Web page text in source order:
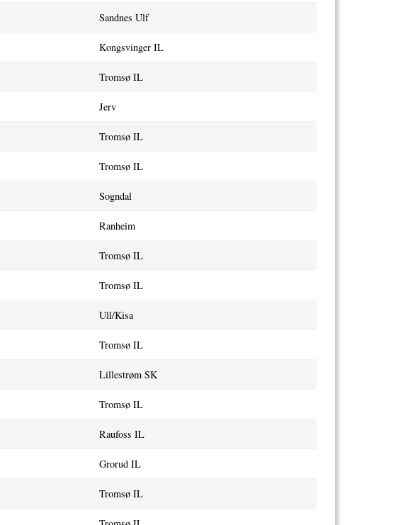
Sandnes Ulf
Kongsvinger IL
Tromsø IL
Jerv
Tromsø IL
Tromsø IL
Sogndal
Ranheim
Tromsø IL
Tromsø IL
Ull/Kisa
Tromsø IL
Lillestrøm SK
Tromsø IL
Raufoss IL
Grorud IL
Tromsø IL